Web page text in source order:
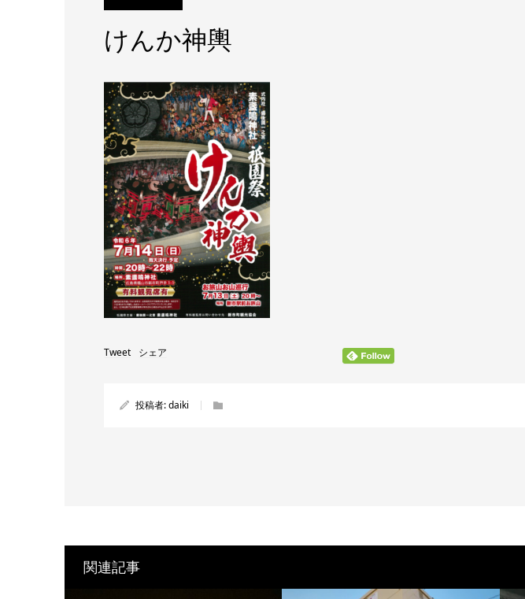
けんか神輿
Tweet シェア
投稿者:daiki
関連記事